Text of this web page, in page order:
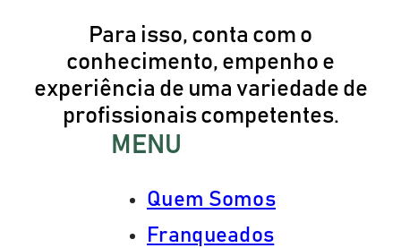
Para isso, conta com o
conhecimento, empenho e
experiência de uma variedade de
profissionais competentes.
MENU
Quem Somos
Franqueados